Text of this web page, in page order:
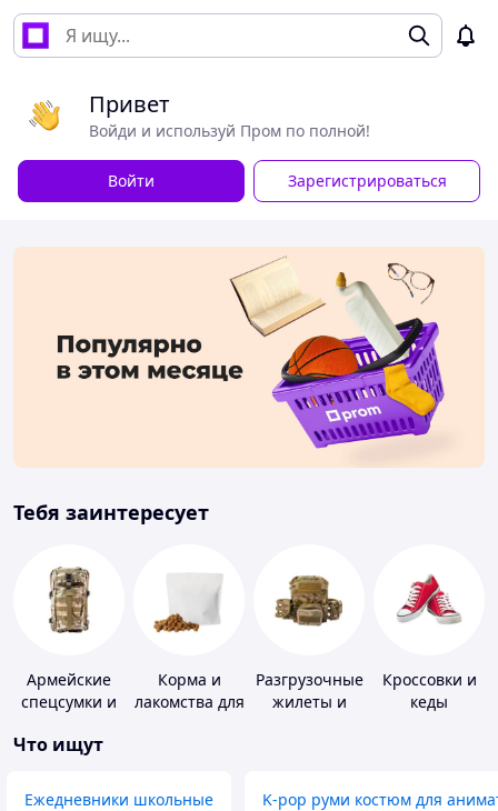
Привет
Войди и используй Пром по полной!
Войти Зарегистрироваться
Тебя заинтересует
Армейские
спецсумки и
Корма и
лакомства для
Разгрузочные
жилеты и
Кроссовки и
кеды
Что ищут
Ежедневники школьные K-pop руми костюм для